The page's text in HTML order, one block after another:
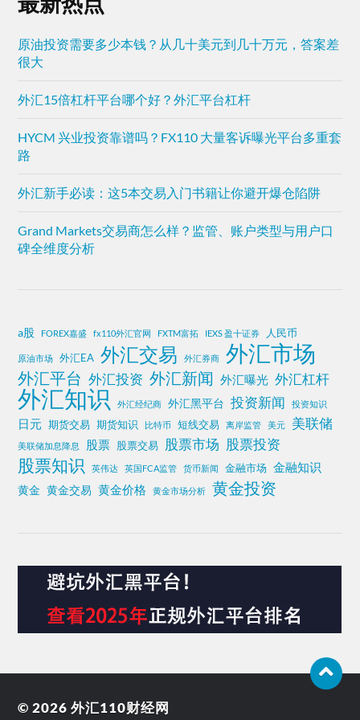
原油投资需要多少本钱？从几十美元到几十万元，答案差
很大
外汇15倍杠杆平台哪个好？外汇平台杠杆
HYCM 兴业投资靠谱吗？FX110 大量客诉曝光平台多重套
路
外汇新手必读：这5本交易入门书籍让你避开爆仓陷阱
Grand Markets交易商怎么样？监管、账户类型与用户口
碑全维度分析
a股 FOREX嘉盛 fx110外汇官网 FXTM富拓 IEXS 盈十证券 人民币
原油市场 外汇EA 外汇交易 外汇券商 外汇市场
外汇平台 外汇投资 外汇新闻 外汇曝光 外汇杠杆
外汇知识 外汇经纪商 外汇黑平台 投资新闻 投资知识
日元 期货交易 期货知识 比特币 短线交易 离岸监管 美元 美联储
美联储加息降息 股票 股票交易 股票市场 股票投资
股票知识 英伟达 英国FCA监管 货币新闻 金融市场 金融知识
黄金 黄金交易 黄金价格 黄金市场分析 黄金投资
© 2026外汇110财经网